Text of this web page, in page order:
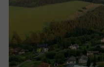
země. Dobrovolně se
Jasně artikulovaná
vyváženou kompozicí v
detaily – je usazena je
na nedobytném soklu z